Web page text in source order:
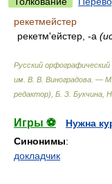
рекетмейстер
рекетм'ейстер, -а
Русский орфографический
им. В. В. Виноградова. —
редактор), Б. З. Букчина,
Игры ⚽
Нужна
Синонимы:
докладчик